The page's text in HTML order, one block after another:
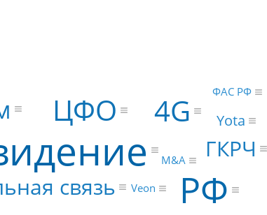
РФ
4G
ЦФО
связь
ГКРЧ
Yota
ФАС РФ
Veon
M&A